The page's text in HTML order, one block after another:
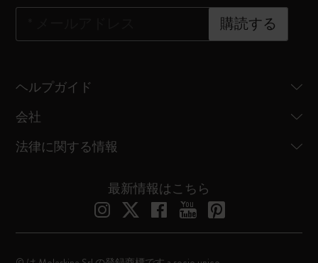
購読する
ヘルプガイド
会社
法律に関する情報
最新情報はこちら